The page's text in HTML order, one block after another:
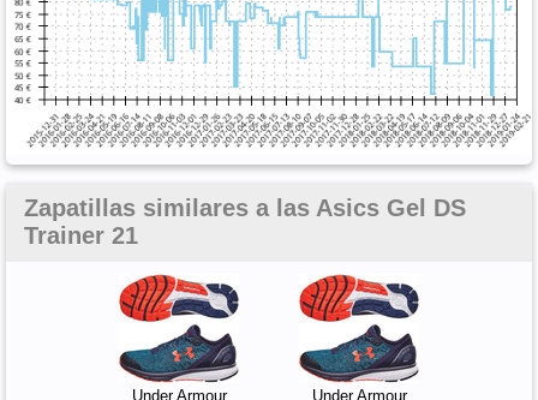
Zapatillas similares a las Asics Gel DS
Trainer 21
Under Armour Under Armour